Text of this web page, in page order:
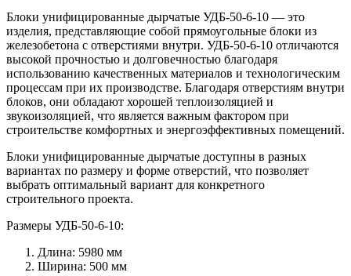
Блоки унифицированные дырчатые УДБ-50-6-10 — это
изделия, представляющие собой прямоугольные блоки из
железобетона с отверстиями внутри. УДБ-50-6-10 отличаются
высокой прочностью и долговечностью благодаря
использованию качественных материалов и технологическим
процессам при их производстве. Благодаря отверстиям внутри
блоков, они обладают хорошей теплоизоляцией и
звукоизоляцией, что является важным фактором при
строительстве комфортных и энергоэффективных помещений.
Блоки унифицированные дырчатые доступны в разных
вариантах по размеру и форме отверстий, что позволяет
выбрать оптимальный вариант для конкретного
строительного проекта.
Размеры УДБ-50-6-10:
Длина: 5980 мм
Ширина: 500 мм